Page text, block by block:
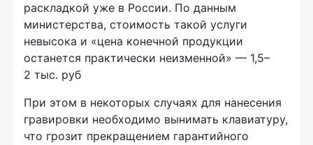
раскладкой уже в России. По данным
министерства, стоимость такой услуги
невысока и «цена конечной продукции
останется практически неизменной» — 1,5–
2 тыс. руб
При этом в некоторых случаях для нанесения
гравировки необходимо вынимать клавиатуру,
что грозит прекращением гарантийного